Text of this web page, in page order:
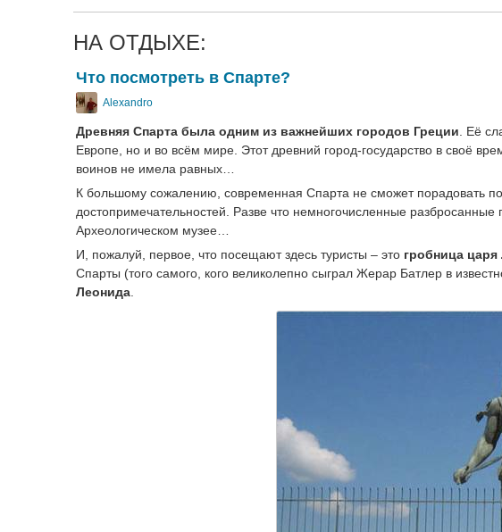
НА ОТДЫХЕ:
Что посмотреть в Спарте?
Alexandro
Древняя Спарта была одним из важнейших городов Греции . Её
Европе, но и во всём мире. Этот древний город-государство в своё
воинов не имела равных…
К большому сожалению, современная Спарта не сможет порадовать
достопримечательностей. Разве что немногочисленные
Археологическом музее…
И, пожалуй, первое, что посещают здесь туристы – это гробница
Спарты (того самого, кого великолепно сыграл Жерар Батлер в
Леонида